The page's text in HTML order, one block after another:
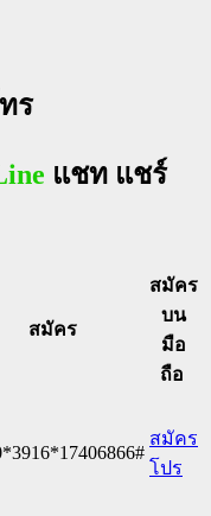
ร
แชท แชร์
สมัคร
สมัคร
บน
มือ
ถือ
สมัคร
โปร